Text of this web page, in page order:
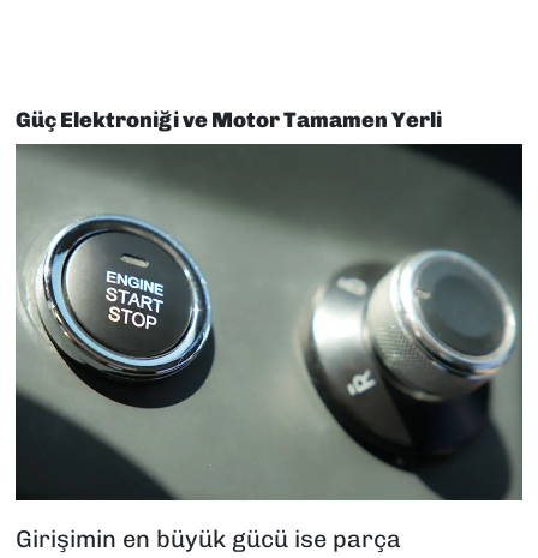
Güç Elektroniği ve Motor Tamamen Yerli
Girişimin en büyük gücü ise parça